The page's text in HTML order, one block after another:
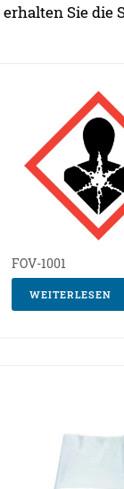
erhalten Sie die
FOV-1001
WEITERLESEN